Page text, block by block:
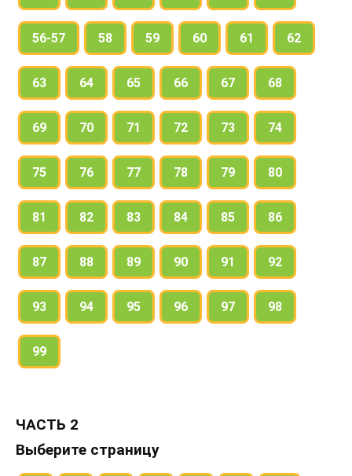
56-57 58 59 60 61 62
63 64 65 66 67 68
69 70 71 72 73 74
75 76 77 78 79 80
81 82 83 84 85 86
87 88 89 90 91 92
93 94 95 96 97 98
99
ЧАСТЬ 2
Выберите страницу